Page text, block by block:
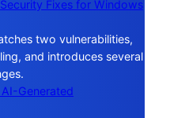
Fixes for Windows
two vulnerabilities,
and introduces several
Generated